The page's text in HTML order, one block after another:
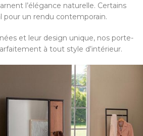
l’élégance naturelle. Certains
pour un rendu contemporain.
et leur design unique, nos porte-
à tout style d’intérieur.